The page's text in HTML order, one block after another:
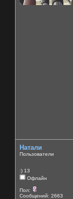
Натали
Пользователи
:) 13
Офлайн
Пол:
Сообщений: 2663